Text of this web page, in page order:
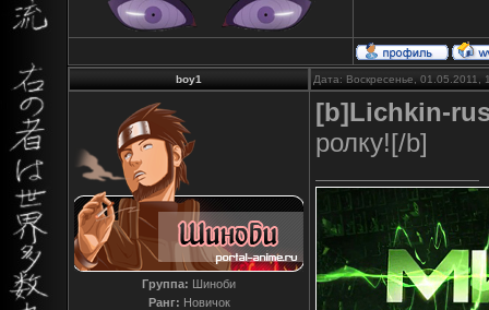
boy1 Дата: Воскресенье,
Группа: Шиноби
Ранг: Новичок
[b]Lichkin-
ролку![/b]